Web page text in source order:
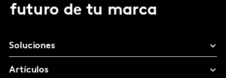
futuro de tu marca
Soluciones
Artículos